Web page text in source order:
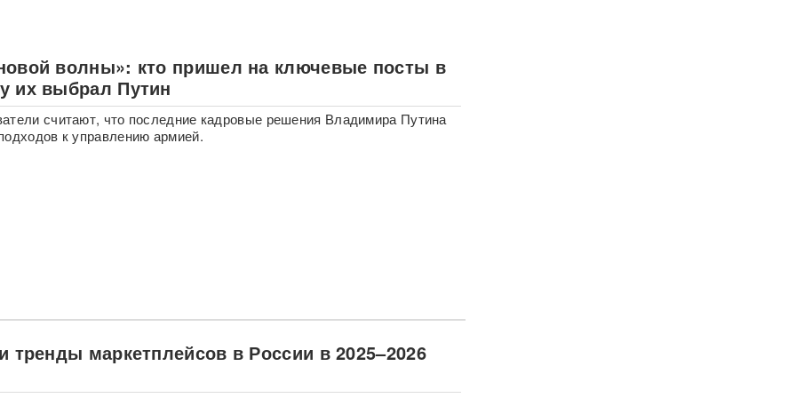
волны»: кто пришел на ключевые посты в
их выбрал Путин
считают, что последние кадровые решения Владимира Путина
к управлению армией.
тренды маркетплейсов в России в 2025–2026